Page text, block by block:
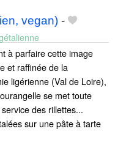
vegan) -
à parfaire cette image
et raffinée de la
ligérienne (Val de Loire),
se met toute
des rillettes...
sur une pâte à tarte